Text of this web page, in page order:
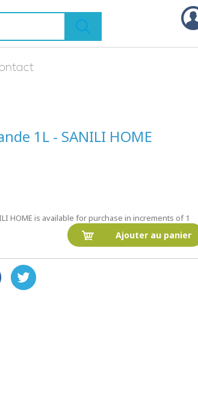
1L - SANILI HOME
HOME is available for purchase in increments of 1
Ajouter au panier